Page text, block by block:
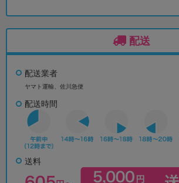
配送
配送業者
ヤマト運輸、佐川急便
配送時間
送料